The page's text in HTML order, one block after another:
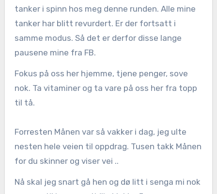
tanker i spinn hos meg denne runden. Alle mine
tanker har blitt revurdert. Er der fortsatt i
samme modus. Så det er derfor disse lange
pausene mine fra FB.
Fokus på oss her hjemme, tjene penger, sove
nok. Ta vitaminer og ta vare på oss her fra topp
til tå.
Forresten Månen var så vakker i dag, jeg ulte
nesten hele veien til oppdrag. Tusen takk Månen
for du skinner og viser vei ..
Nå skal jeg snart gå hen og dø litt i senga mi nok